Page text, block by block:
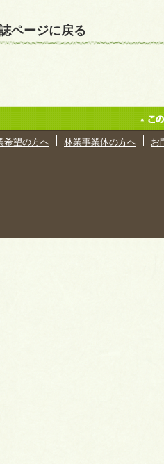
ページに戻る
希望の方へ 林業事業体の方へ お